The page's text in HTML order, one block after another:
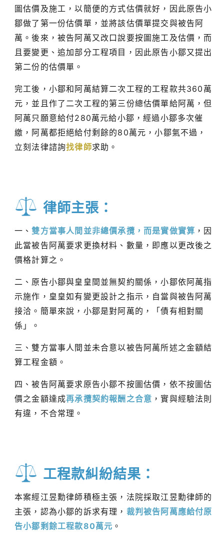
圖估價及施工，以簡便的方式估價就好，因此原告小
鄒做了第一份估價單，並將該估價單提交與被告阿
萬。後來，被告阿萬又改口說要按圖施工及估價，而
且要變更、追加部分工程項目，因此原告小鄒又提出
第二份的估價單。
完工後，小鄒和阿萬結算二次工程的工程款共360萬
元，並且作了二次工程的第三份總估價單給阿萬，但
阿萬只願意給付280萬元給小鄒，經過小鄒多次催
繳，阿萬都拒絕給付剩餘的80萬元，小鄒氣不過，
立刻法律諮詢找律師求助。
律師主張：
一、雙方當事人間並非總價承攬，而是實做實算 ，因
此當被告阿萬要求更換材料、數量，即應以更改後之
價格計算之。
二、原告小鄒與皇皇間並無契約關係，小鄒依阿萬指
示施作，皇皇如有變更設計之指示，自當與被告阿萬
接洽。簡單來說，小鄒是對阿萬的，「債有相對關
係」。
三、雙方當事人間並未合意以被告阿萬所述之金額結
算工程金額。
四、被告阿萬要求原告小鄒不按圖估價，依不按圖估
價之金額達成再承攬契約報酬之合意 ，實與經驗法則
有違，不合常理。
工程款糾紛結果：
本案經江昱勳律師積極主張，法院採取江昱勳律師的
主張，認為小鄒的訴求有理， 裁判被告阿萬應給付原
告小鄒剩餘工程款80萬元 。